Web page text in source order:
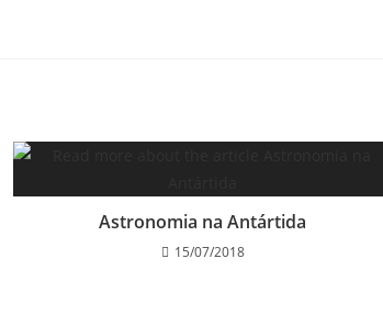
Astronomia na Antártida
15/07/2018